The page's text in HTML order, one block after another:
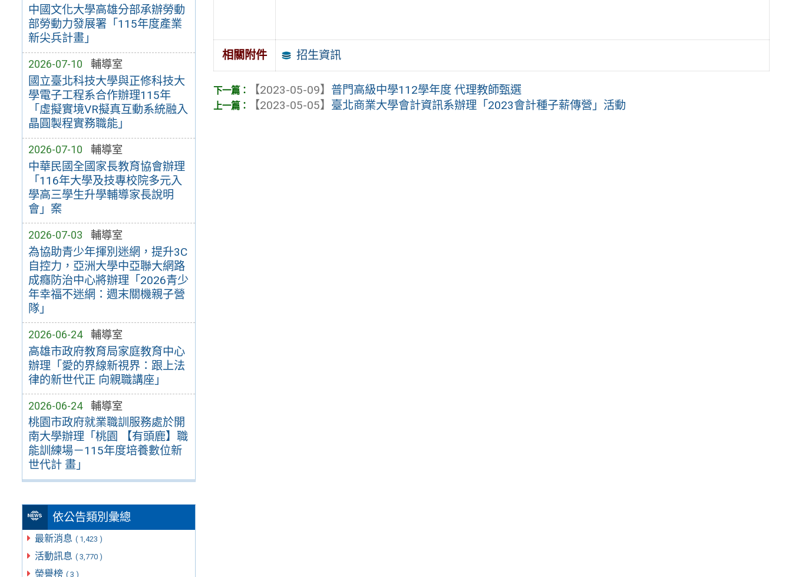
中國文化大學高雄分部承辦勞動
部勞動力發展署「115年度產業
新尖兵計畫」
2026-07-10 輔導室
國立臺北科技大學與正修科技大
學電子工程系合作辦理115年
「虛擬實境VR擬真互動系統融入
晶圓製程實務職能」
2026-07-10 輔導室
中華民國全國家長教育協會辦理
「116年大學及技專校院多元入
學高三學生升學輔導家長說明
會」案
2026-07-03 輔導室
為協助青少年揮別迷網，提升3C
自控力，亞洲大學中亞聯大網路
成癮防治中心將辦理「2026青少
年幸福不迷網：週末關機親子營
隊」
2026-06-24 輔導室
高雄市政府教育局家庭教育中心
辦理「愛的界線新視界：跟上法
律的新世代正 向親職講座」
2026-06-24 輔導室
桃園市政府就業職訓服務處於開
南大學辦理「桃園 【有頭鹿】職
能訓練場－115年度培養數位新
世代計 畫」
依公告類別彙總
最新消息 ( 1,423 )
活動訊息 ( 3,770 )
榮譽榜 ( 3 )
相關附件 招生資訊
【2023-05-09】 普門高級中學112學年度 代理教師甄選
【2023-05-05】 臺北商業大學會計資訊系辦理「2023會計種子薪傳營」活動